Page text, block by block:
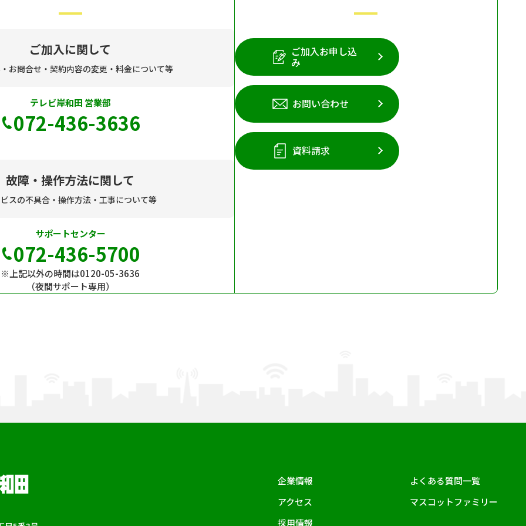
ご加入に関して
お問合せ・契約内容の変更・料金について等
テレビ岸和田 営業部
072-436-3636
故障・操作方法に関して
スの不具合・操作方法・工事について等
サポートセンター
072-436-5700
※上記以外の時間は0120-05-3636
（夜間サポート専用）
ご加入お申し込
み
お問い合わせ
資料請求
企業情報
アクセス
採用情報
よくある質問一覧
マスコットファミリー